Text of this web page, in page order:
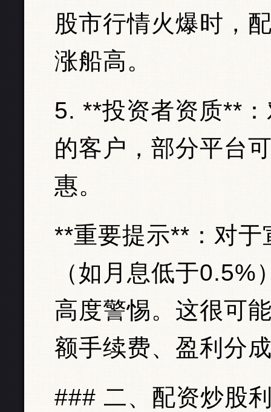
股市行情火爆时，
涨船高。
5. **投资者资质**
的客户，部分平台
惠。
**重要提示**：对于
（如月息低于
高度警惕。这很可
额手续费、盈利分
### 二、配资炒股